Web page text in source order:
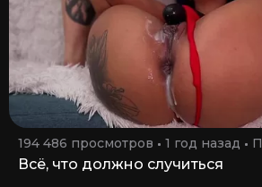
194 486 просмотров 1 год назад
Всё, что должно случиться